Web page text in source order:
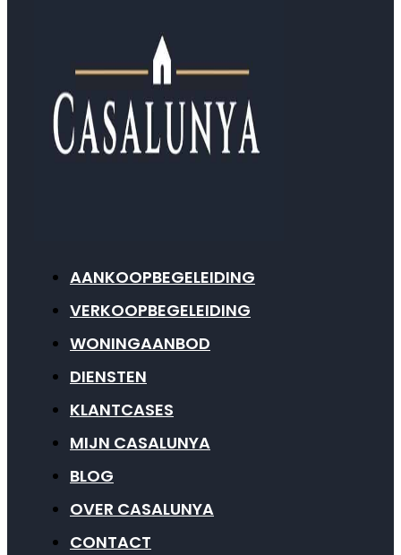
AANKOOPBEGELEIDING
VERKOOPBEGELEIDING
WONINGAANBOD
DIENSTEN
KLANTCASES
MIJN CASALUNYA
BLOG
OVER CASALUNYA
CONTACT